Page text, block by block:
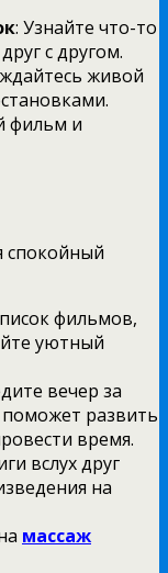
: Узнайте что-то
с другом.
живой
фильм и
спокойный
фильмов,
уютный
вечер за
развить
время.
вслух друг
на
массаж